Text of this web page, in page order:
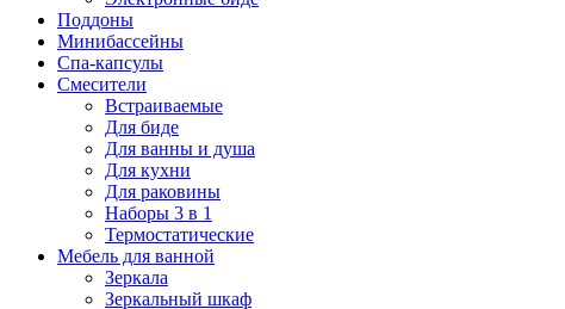
Поддоны
Минибассейны
Спа-капсулы
Смесители
Встраиваемые
Для биде
Для ванны и душа
Для кухни
Для раковины
Наборы 3 в 1
Термостатические
Мебель для ванной
Зеркала
Зеркальный шкаф